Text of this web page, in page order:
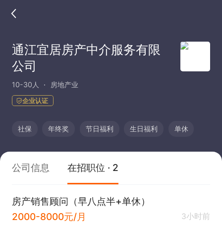
通江宜居房产中介服务有限
公司
10-30人 房地产业
企业认证
社保 年终奖 节日福利 生日福利 单休
公司信息 在招职位 · 2
房产销售顾问（早八点半+单休）
2000-8000元/月
3小时前